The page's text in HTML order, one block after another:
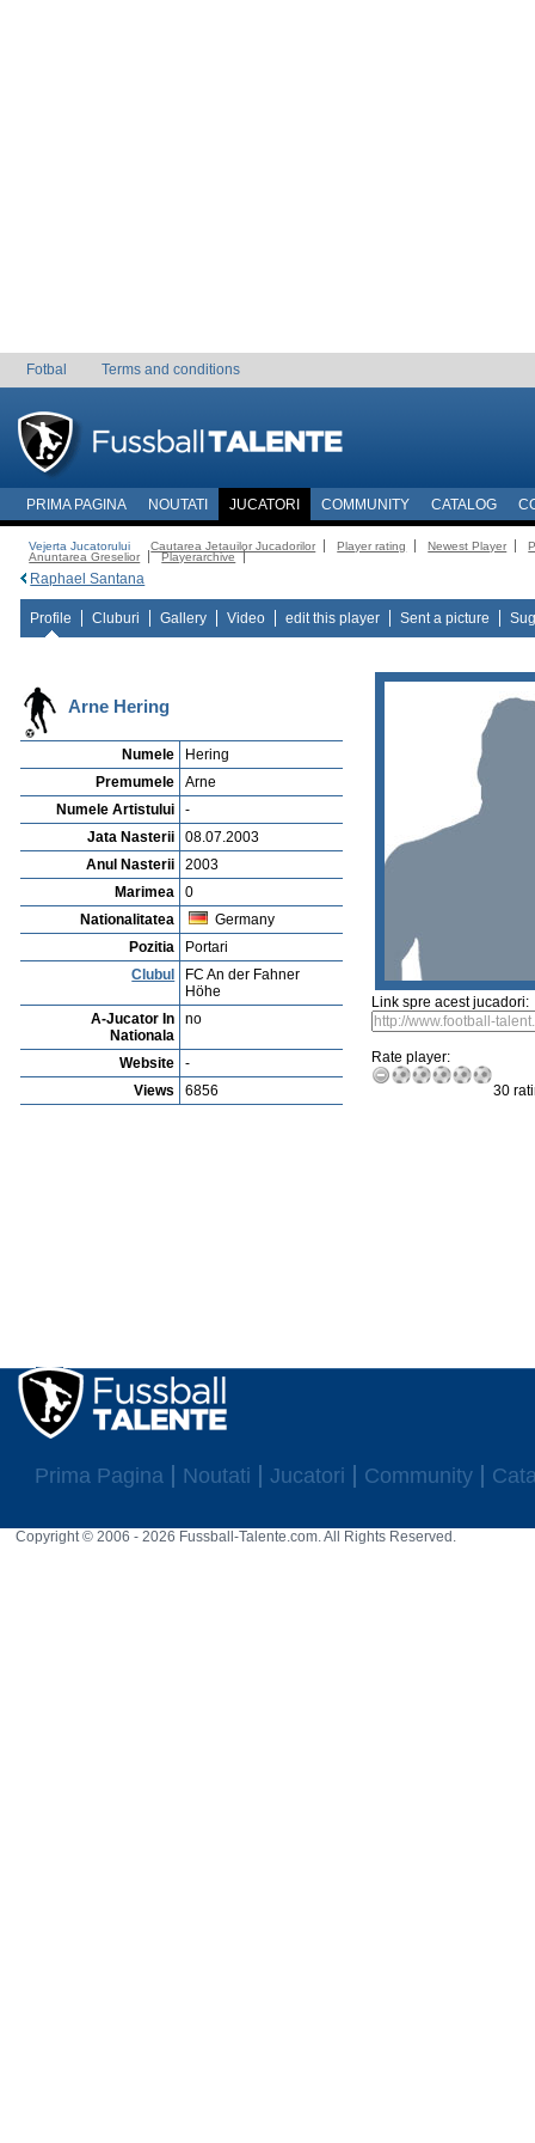
Fotbal Terms and conditions
PRIMA PAGINA NOUTATI JUCATORI COMMUNITY CATALOG
Vejerta Jucatorului Cautarea Jetauilor Jucadorilor Player rating Newest Player
Anuntarea Greselior
Playerarchive
Raphael Santana
Profile Cluburi Gallery Video edit this player Sent a picture
Arne Hering
Numele
Hering
Premumele
Arne
Numele Artistului
-
Jata Nasterii
08.07.2003
Anul Nasterii
2003
Marimea
0
Nationalitatea
Germany
Pozitia
Portari
Clubul
FC An der Fahner
Höhe
A-Jucator In
Nationala
no
Website
-
Views
6856
Link spre acest jucadori:
Rate player:
30
Prima Pagina Noutati Jucatori Community
Copyright © 2006 - 2026 Fussball-Talente.com. All Rights Reserved.